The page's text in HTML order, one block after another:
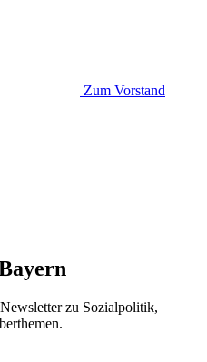
Zum Vorstand
zu Sozialpolitik,